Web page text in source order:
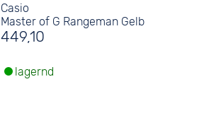
Casio
Master of G Rangeman Gelb
449,10
lagernd